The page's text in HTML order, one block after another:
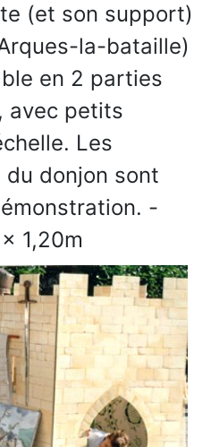
(et son support)
la-bataille)
en 2 parties
avec petits
Les
donjon sont
-
1,20m